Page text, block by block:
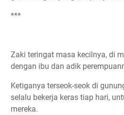
***
Zaki teringat masa kecilnya, di
dengan ibu dan adik
Ketiganya terseok-seok di
selalu bekerja keras tiap hari,
mereka.